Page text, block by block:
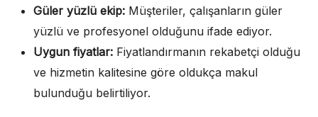
Güler yüzlü ekip: Müşteriler, çalışanların güler
yüzlü ve profesyonel olduğunu ifade ediyor.
Uygun fiyatlar: Fiyatlandırmanın rekabetçi olduğu
ve hizmetin kalitesine göre oldukça makul
bulunduğu belirtiliyor.